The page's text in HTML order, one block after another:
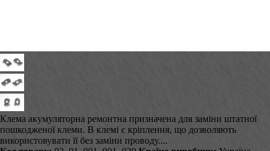
Клема акумуляторна ремонтна призначена для заміни штатної
пошкодженої клеми. В клемі є кріплення, що дозволяють
використовувати її без заміни проводу....